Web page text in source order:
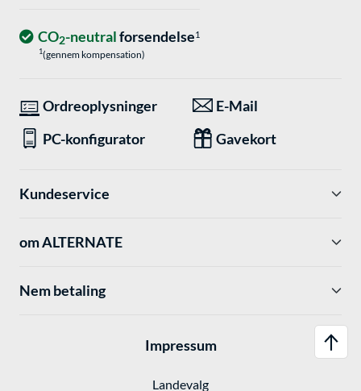
CO2-neutralforsendelse1
1(gennem kompensation)
Ordreoplysninger
E-Mail
PC-konfigurator
Gavekort
Kundeservice
om ALTERNATE
Nem betaling
Impressum
Landevalg